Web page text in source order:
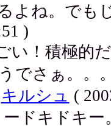
よね。でも
)
！積極的
でさぁ。。
キルシュ (
ドキドキー